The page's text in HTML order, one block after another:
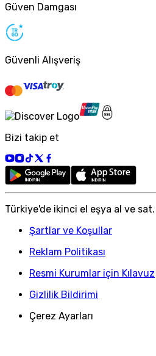
Güven Damgası
Güvenli Alışveriş
Bizi takip et
Türkiye'de ikinci el eşya al ve
Şartlar ve Koşullar
Reklam Politikası
Resmi Kurumlar için Kılavuz
Gizlilik Bildirimi
Çerez Ayarları